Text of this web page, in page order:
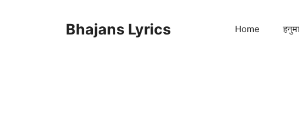
Bhajans Lyrics Home